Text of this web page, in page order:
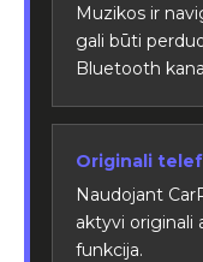
Muzikos ir
gali būti
Bluetooth
Originali
Naudojant
aktyvi
funkcija.